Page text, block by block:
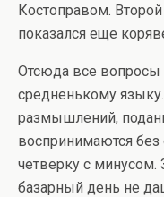
Костоправом.
показался еще
Отсюда все вопросы
средненькому
размышлений,
воспринимаются без
четверку с минусом.
базарный день не